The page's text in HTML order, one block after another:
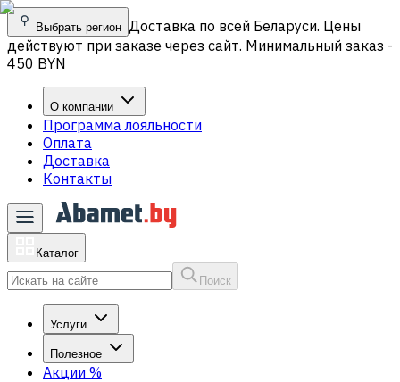
Выбрать регион Доставка по всей Беларуси. Цены
действуют при заказе через сайт. Минимальный заказ -
450 BYN
О компании
Программа лояльности
Оплата
Доставка
Контакты
Каталог
Поиск
Услуги
Полезное
Акции %